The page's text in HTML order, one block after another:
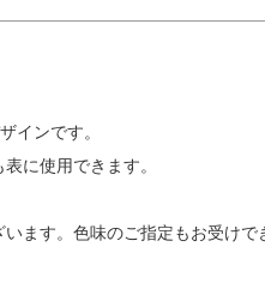
インです。
に使用できます。
ます。色味のご指定もお受けで